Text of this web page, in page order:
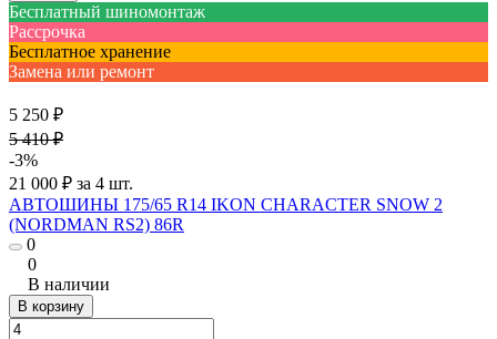
Бесплатный шиномонтаж
Рассрочка
Бесплатное хранение
Замена или ремонт
5 250 ₽
5 410 ₽
-3%
21 000 ₽ за 4 шт.
АВТОШИНЫ 175/65 R14 IKON CHARACTER SNOW 2
(NORDMAN RS2) 86R
0
0
В наличии
В корзину